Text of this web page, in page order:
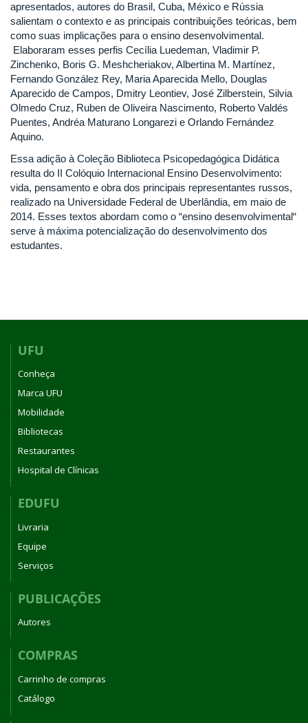
apresentados, autores do Brasil, Cuba, México e Rússia
salientam o contexto e as principais contribuições teóricas, bem
como suas implicações para o ensino desenvolvimental.
Elaboraram esses perfis Cecília Luedeman, Vladimir P.
Zinchenko, Boris G. Meshcheriakov, Albertina M. Martínez,
Fernando González Rey, Maria Aparecida Mello, Douglas
Aparecido de Campos, Dmitry Leontiev, José Zilberstein, Silvia
Olmedo Cruz, Ruben de Oliveira Nascimento, Roberto Valdés
Puentes, Andréa Maturano Longarezi e Orlando Fernández
Aquino.
Essa adição à Coleção Biblioteca Psicopedagógica Didática
resulta do II Colóquio Internacional Ensino Desenvolvimento:
vida, pensamento e obra dos principais representantes russos,
realizado na Universidade Federal de Uberlândia, em maio de
2014. Esses textos abordam como o “ensino desenvolvimental“
serve à máxima potencialização do desenvolvimento dos
estudantes.
UFU
Conheça
Marca UFU
Mobilidade
Bibliotecas
Restaurantes
Hospital de Clínicas
EDUFU
Livraria
Equipe
Serviços
PUBLICAÇÕES
Autores
COMPRAS
Carrinho de compras
Catálogo